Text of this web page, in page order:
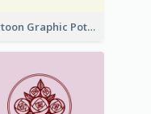
Cartoon Graphic Potted Plant Logo